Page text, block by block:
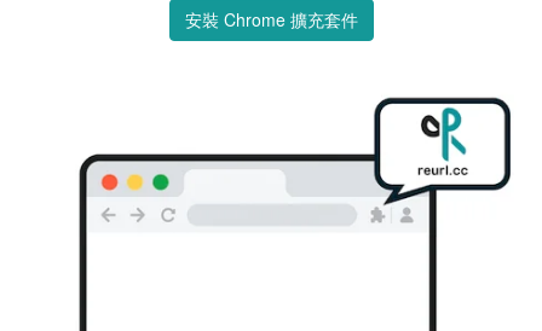
安裝 Chrome 擴充套件